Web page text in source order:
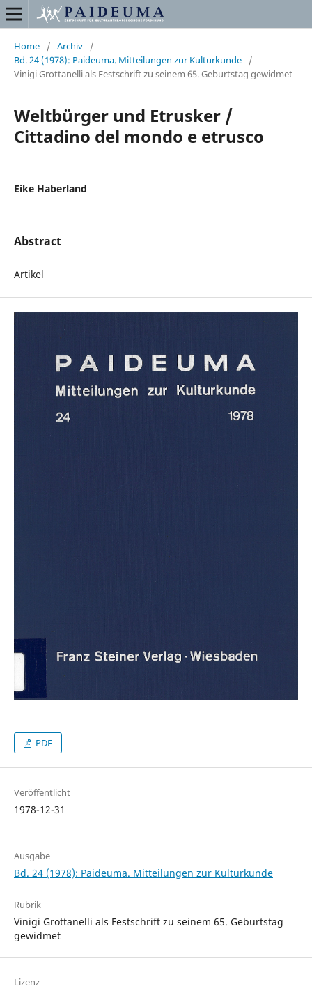
Home / Archiv
/
Bd. 24 (1978): Paideuma. Mitteilungen zur Kulturkunde
/
Vinigi Grottanelli als Festschrift zu seinem 65. Geburtstag gewidmet
Weltbürger und Etrusker /
Cittadino del mondo e etrusco
Eike Haberland
Abstract
Artikel
PDF
Veröffentlicht
1978-12-31
Ausgabe
Bd. 24 (1978): Paideuma. Mitteilungen zur Kulturkunde
Rubrik
Vinigi Grottanelli als Festschrift zu seinem 65. Geburtstag
gewidmet
Lizenz